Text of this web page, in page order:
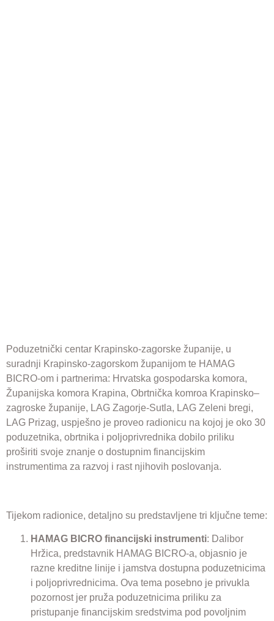
Poduzetnički centar Krapinsko-zagorske županije, u
suradnji Krapinsko-zagorskom županijom te HAMAG
BICRO-om i partnerima: Hrvatska gospodarska komora,
Županijska komora Krapina, Obrtnička komroa Krapinsko–
zagroske županije, LAG Zagorje-Sutla, LAG Zeleni bregi,
LAG Prizag, uspješno je proveo radionicu na kojoj je oko 30
poduzetnika, obrtnika i poljoprivrednika dobilo priliku
proširiti svoje znanje o dostupnim financijskim
instrumentima za razvoj i rast njihovih poslovanja.
Tijekom radionice, detaljno su predstavljene tri ključne teme:
HAMAG BICRO financijski instrumenti: Dalibor
Hržica, predstavnik HAMAG BICRO-a, objasnio je
razne kreditne linije i jamstva dostupna poduzetnicima
i poljoprivrednicima. Ova tema posebno je privukla
pozornost jer pruža poduzetnicima priliku za
pristupanje financijskim sredstvima pod povoljnim